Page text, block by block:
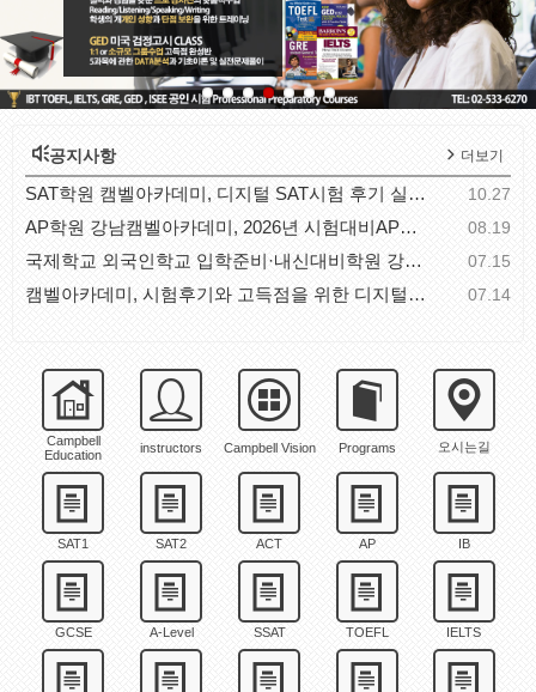
공지사항 더보기
SAT학원 캠벨아카데미, 디지털 SAT시험 후기 실전 체.. 10.27
AP학원 강남캠벨아카데미, 2026년 시험대비AP과목별 공.. 08.19
국제학교 외국인학교 입학준비·내신대비학원 강남캠벨.. 07.15
캠벨아카데미, 시험후기와 고득점을 위한 디지털SAT시.. 07.14
Campbell
Education
instructors Campbell Vision Programs 오시는길
SAT1 SAT2 ACT AP IB
GCSE A-Level SSAT TOEFL IELTS